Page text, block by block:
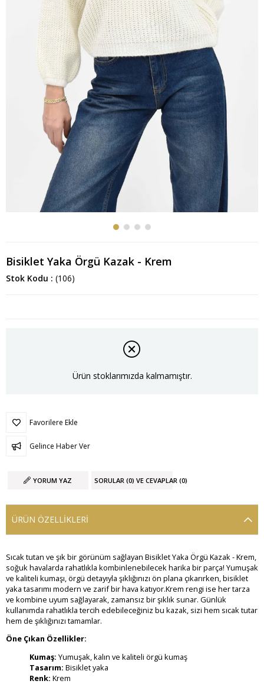
Bisiklet Yaka Örgü Kazak - Krem
Stok Kodu (106)
Ürün stoklarımızda kalmamıştır.
Favorilere Ekle
Gelince Haber Ver
YORUM YAZ SORULAR (0) VE CEVAPLAR (0)
ÜRÜN ÖZELLIKLERI
Sıcak tutan ve şık bir görünüm sağlayan Bisiklet Yaka Örgü Kazak - Krem,
soğuk havalarda rahatlıkla kombinlenebilecek harika bir parça! Yumuşak
ve kaliteli kumaşı, örgü detayıyla şıklığınızı ön plana çıkarırken, bisiklet
yaka tasarımı modern ve zarif bir hava katıyor.Krem rengi ise her tarza
ve kombine uyum sağlayarak, zamansız bir şıklık sunar. Günlük
kullanımda rahatlıkla tercih edebileceğiniz bu kazak, sizi hem sıcak tutar
hem de şıklığınızı tamamlar.
Öne Çıkan Özellikler:
Kumaş: Yumuşak, kalın ve kaliteli örgü kumaş
Tasarım: Bisiklet yaka
Renk: Krem